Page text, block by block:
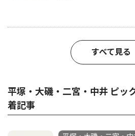
すべて見る
平塚・大磯・二宮・中井 ピッ
着記事